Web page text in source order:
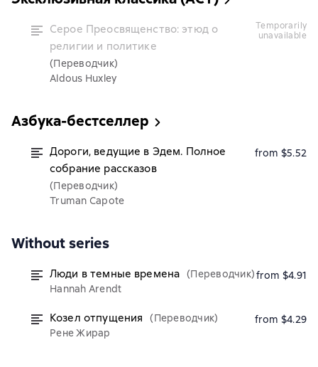
Серое Преосвященство: этюд о
религии и политике
(Переводчик)
Aldous Huxley
temporarily
unavailable
Азбука-бестселлер
Дороги, ведущие в Эдем. Полное
собрание рассказов
(Переводчик)
Truman Capote
from $5.52
Without series
Люди в темные времена (Переводчик)
Hannah Arendt
from $4.91
Козел отпущения
(Переводчик)
Рене Жирар
from $4.29